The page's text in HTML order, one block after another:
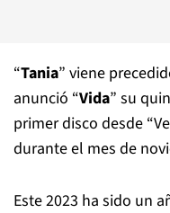
“Tania” viene
anunció “Vida” su
primer disco desde
durante el mes de
Este 2023 ha sido un